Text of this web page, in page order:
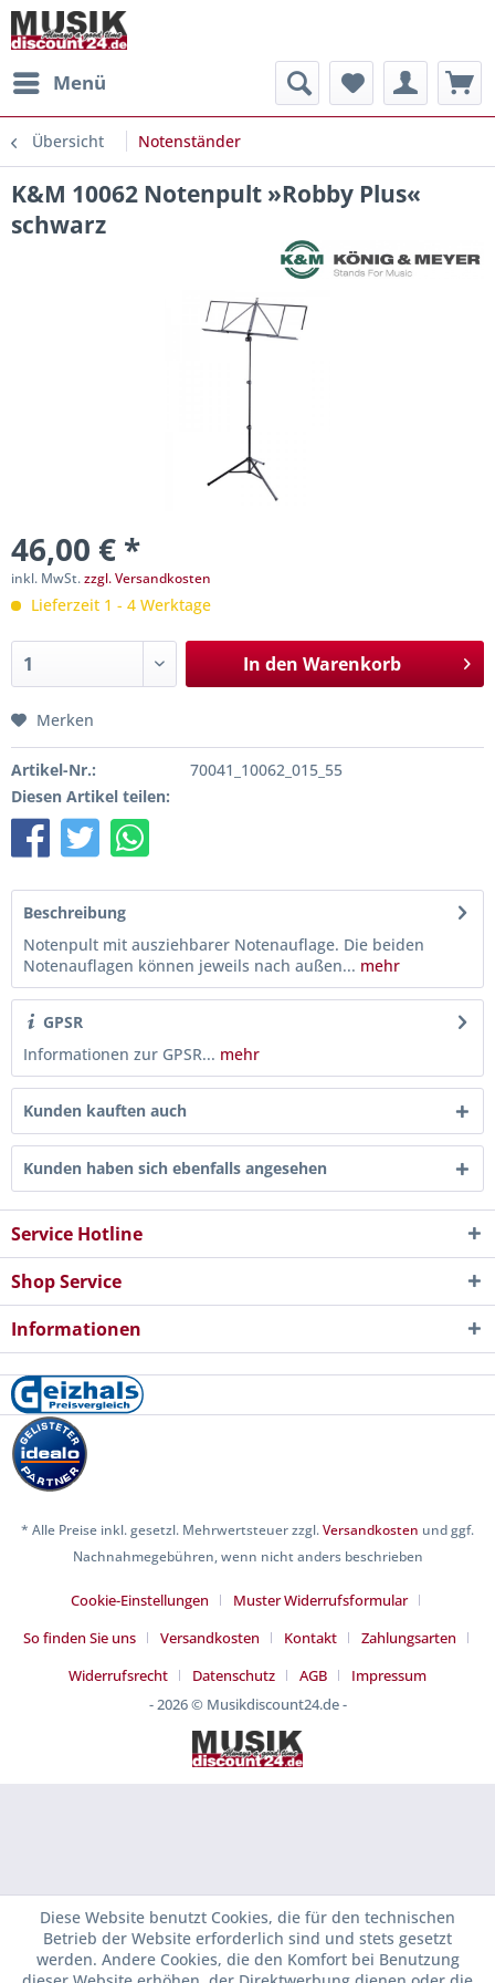
Menü
Übersicht Notenständer
K&M 10062 Notenpult »Robby Plus«
schwarz
46,00 € *
inkl. MwSt.zzgl. Versandkosten
Lieferzeit 1 - 4 Werktage
In den Warenkorb
Merken
Artikel-Nr.:
70041_10062_015_55
Diesen Artikel teilen:
Beschreibung
Notenpult mit ausziehbarer Notenauflage. Die beiden
Notenauflagen können jeweils nach außen... mehr
GPSR
Informationen zur GPSR... mehr
Kunden kauften auch
Kunden haben sich ebenfalls angesehen
Service Hotline
Shop Service
Informationen
* Alle Preise inkl. gesetzl. Mehrwertsteuer zzgl.Versandkosten und ggf.
Nachnahmegebühren, wenn nicht anders beschrieben
Cookie-Einstellungen
Muster Widerrufsformular
So finden Sie uns
Versandkosten Kontakt
Zahlungsarten
Widerrufsrecht
Datenschutz AGB
Impressum
- 2026 © Musikdiscount24.de -
Diese Website benutzt Cookies, die für den technischen
Betrieb der Website erforderlich sind und stets gesetzt
werden. Andere Cookies, die den Komfort bei Benutzung